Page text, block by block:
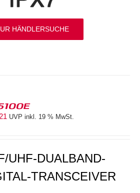
HÄNDLERSUCHE
UVP inkl. 19 % MwSt.
UHF-DUALBAND-
TRANSCEIVER